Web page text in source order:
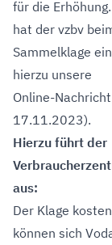
für die
hat der vzbv
Sammelklage
hierzu unsere
Online-Nachricht
17.11.2023).
Hierzu führt der
aus:
Der Klage
können sich